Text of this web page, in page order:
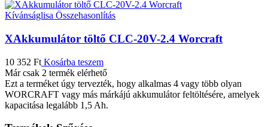
Kívánságlisa Összehasonlítás
XAkkumulátor töltő CLC-20V-2.4 Worcraft
10 352 Ft Kosárba teszem
Már csak 2 termék elérhető
Ezt a terméket úgy tervezték, hogy alkalmas 4 vagy több olyan
WORCRAFT vagy más márkájú akkumulátor feltöltésére, amelyek
kapacitása legalább 1,5 Ah.